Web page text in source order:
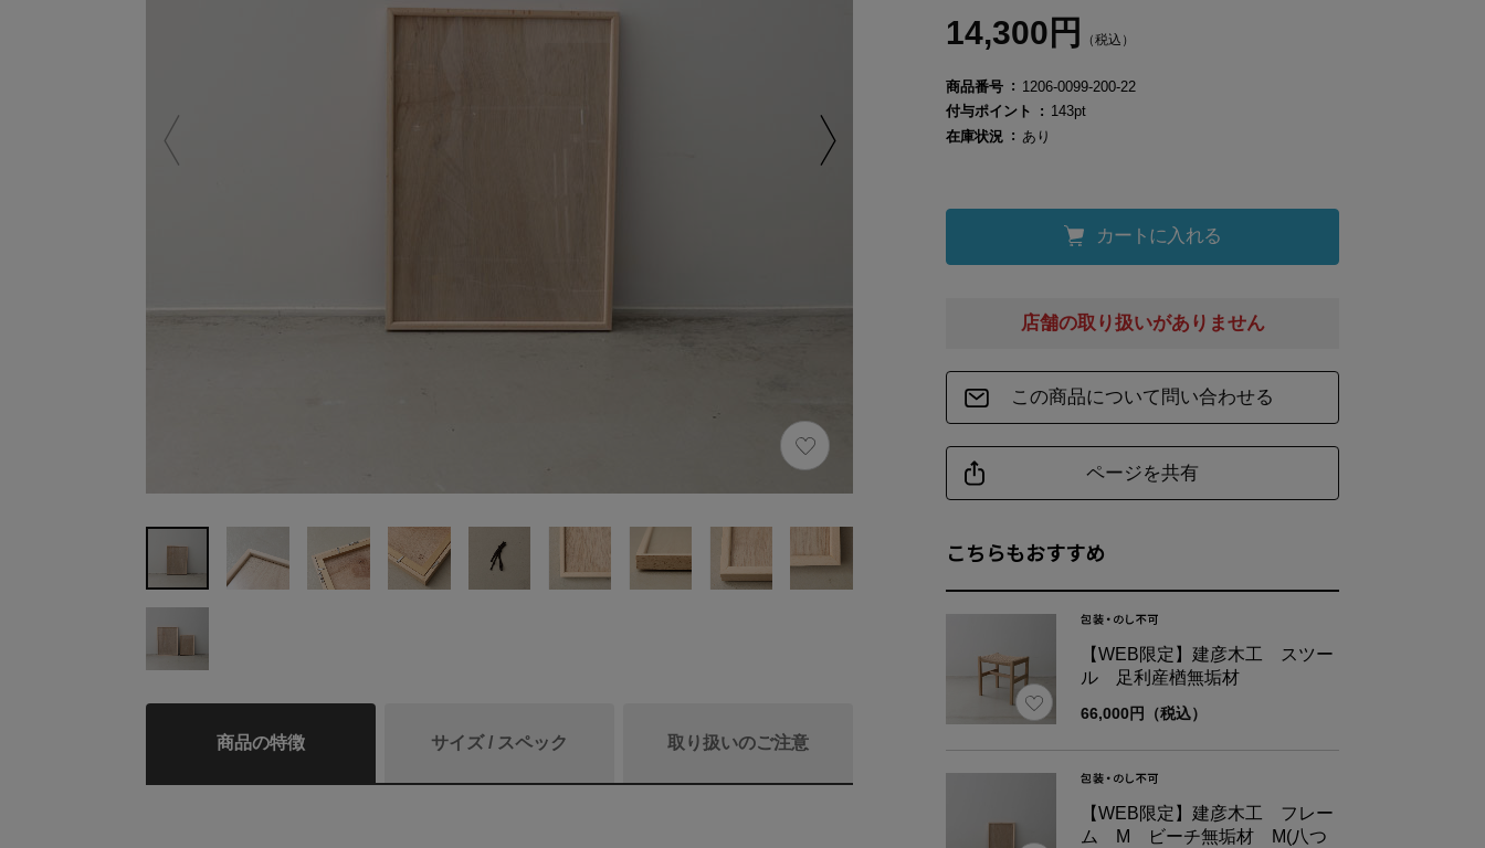
商品の特徴 サイズ / スペック 取り扱いのご注意
14,300円 （税込）
商品番号
1206-0099-200-22
付与ポイント
143pt
在庫状況
あり
カートに入れる
こちらもおすすめ
【WEB限定】建彦木工 スツー
ル 足利産楢無垢材
66,000円（税込）
【WEB限定】建彦木工 フレー
ム M ビーチ無垢材 M(八つ
この商品について問い合わせる
ページを共有
店舗の取り扱いがありません